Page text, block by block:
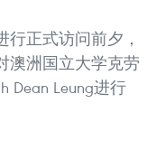
正式访问前夕，
澳洲国立大学克劳
Dean Leung进行